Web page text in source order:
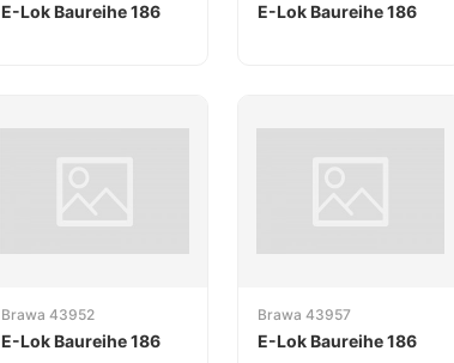
E-Lok Baureihe 186 E-Lok Baureihe 186
Brawa 43952
E-Lok Baureihe 186
Brawa 43957
E-Lok Baureihe 186